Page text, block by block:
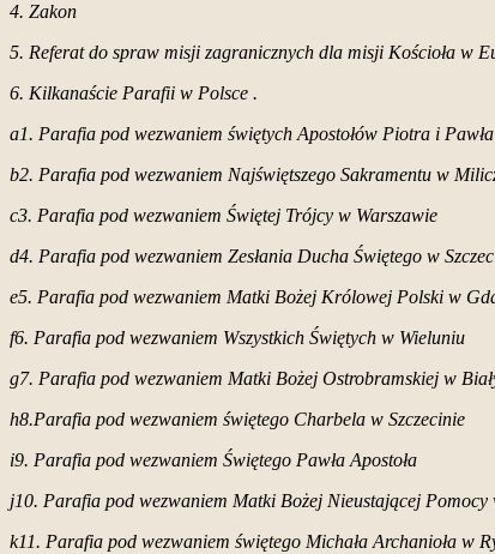
4. Zakon
5. Referat do spraw misji zagranicznych dla misji Kościoła w
6. Kilkanaście Parafii w Polsce .
a1. Parafia pod wezwaniem świętych Apostołów Piotra i
b2. Parafia pod wezwaniem Najświętszego Sakramentu w
c3. Parafia pod wezwaniem Świętej Trójcy w Warszawie
d4. Parafia pod wezwaniem Zesłania Ducha Świętego w
e5. Parafia pod wezwaniem Matki Bożej Królowej Polski w
f6. Parafia pod wezwaniem Wszystkich Świętych w Wieluniu
g7. Parafia pod wezwaniem Matki Bożej Ostrobramskiej w
h8.Parafia pod wezwaniem świętego Charbela w Szczecinie
i9. Parafia pod wezwaniem Świętego Pawła Apostoła
j10. Parafia pod wezwaniem Matki Bożej Nieustającej Pomocy
k11. Parafia pod wezwaniem świętego Michała Archanioła w